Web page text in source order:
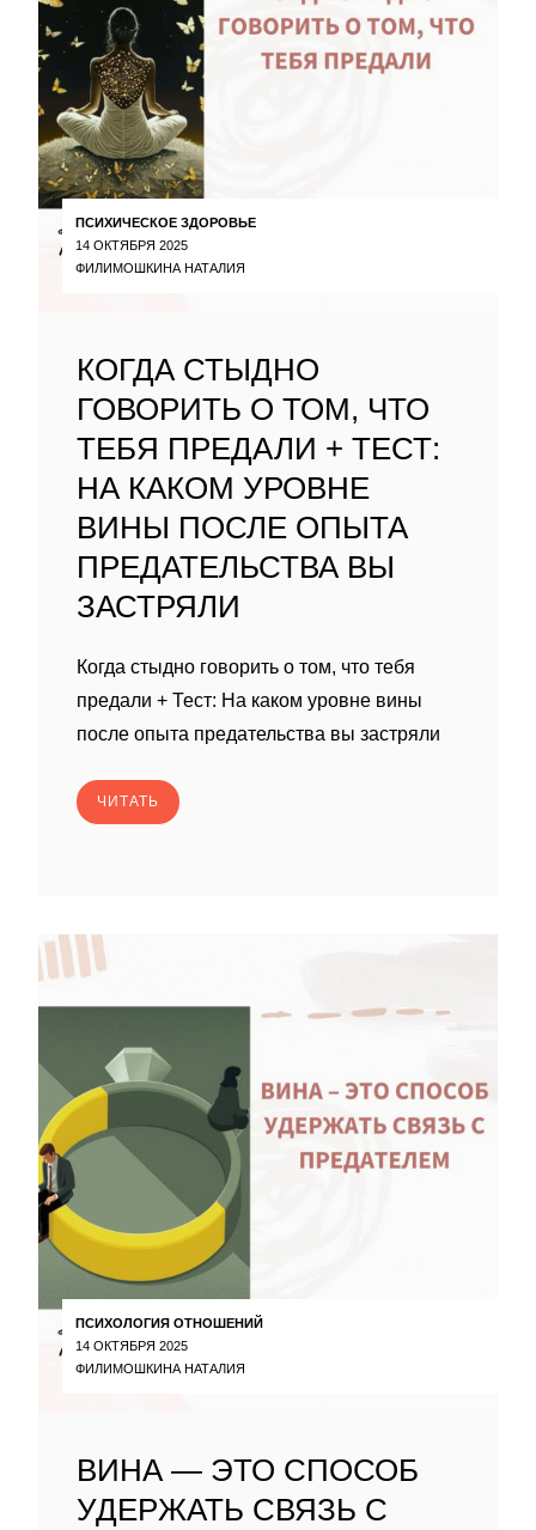
ПСИХИЧЕСКОЕ ЗДОРОВЬЕ
14 ОКТЯБРЯ 2025
ФИЛИМОШКИНА НАТАЛИЯ
КОГДА СТЫДНО
ГОВОРИТЬ О ТОМ, ЧТО
ТЕБЯ ПРЕДАЛИ + ТЕСТ:
НА КАКОМ УРОВНЕ
ВИНЫ ПОСЛЕ ОПЫТА
ПРЕДАТЕЛЬСТВА ВЫ
ЗАСТРЯЛИ
Когда стыдно говорить о том, что тебя
предали + Тест: На каком уровне вины
после опыта предательства вы застряли
ЧИТАТЬ
ПСИХОЛОГИЯ ОТНОШЕНИЙ
14 ОКТЯБРЯ 2025
ФИЛИМОШКИНА НАТАЛИЯ
ВИНА — ЭТО СПОСОБ
УДЕРЖАТЬ СВЯЗЬ С